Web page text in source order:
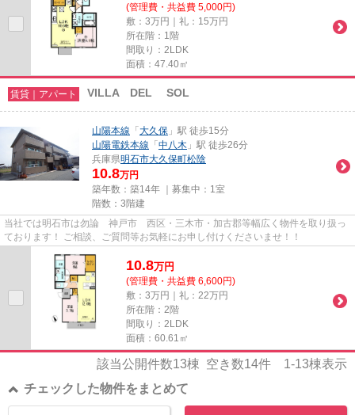
(管理費・共益費 5,000円)
敷：3万円｜礼：15万円
所在階：1階
間取り：2LDK
面積：47.40㎡
賃貸｜アパート VILLA DEL SOL
山陽本線 「 大久保 」駅 徒歩15分
山陽電鉄本線 「 中八木 」駅 徒歩26分
兵庫県明石市大久保町松陰
10.8万円
築年数：築14年 ｜募集中： 1室
階数：3階建
当社では明石市は勿論 神戸市 西区・三木市・加古郡等幅広く物件を取り扱っ
ております！ ご相談、ご質問等お気軽にお申し付けくださいませ！！
10.8万円
(管理費・共益費 6,600円)
敷：3万円｜礼：22万円
所在階：2階
間取り：2LDK
面積：60.61㎡
該当公開件数13棟 空き数14件 1-13棟表示
チェックした物件をまとめて